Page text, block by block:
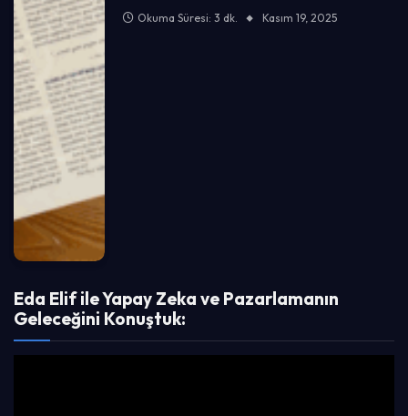
Okuma Süresi: 3 dk. Kasım 19, 2025
Eda Elif ile Yapay Zeka ve Pazarlamanın
Geleceğini Konuştuk: